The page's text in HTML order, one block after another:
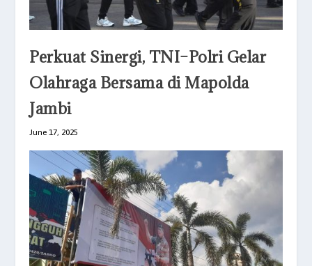
Perkuat Sinergi, TNI–Polri Gelar
Olahraga Bersama di Mapolda
Jambi
June 17, 2025